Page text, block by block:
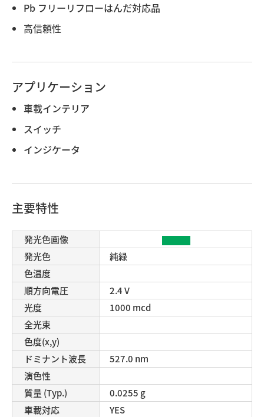
Pb フリーリフローはんだ対応品
高信頼性
アプリケーション
車載インテリア
スイッチ
インジケータ
主要特性
発光色画像
発光色
純緑
色温度
順方向電圧
2.4 V
光度
1000 mcd
全光束
色度(x,y)
ドミナント波長
527.0 nm
演色性
質量 (Typ.)
0.0255 g
車載対応
YES